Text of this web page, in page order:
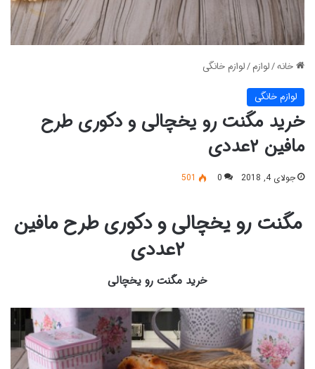
خانه/لوازم/لوازم خانگی
لوازم خانگی
خرید مگنت رو یخچالی و دکوری طرح
مافین ۲عددی
جولای 4, 2018 0
501
مگنت رو یخچالی و دکوری طرح مافین
۲عددی
خرید مگنت رو یخچالی